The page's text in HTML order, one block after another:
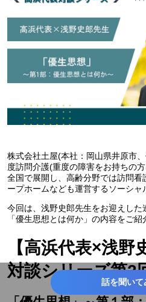
株式会社土屋(本社：岡山県井原市
度訪問介護(重度の障害をお持ちの
全国で展開し、高齢分野では訪問
ープホームなども運営するソーシャ
今回は、浅野史郎先生をお迎えし
「優生思想とは何か」の内容をご紹
【高浜代表×浅野
対談シリーズ第
話を聞いて